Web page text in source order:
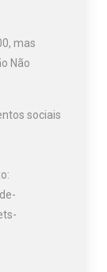
mas
Não
sociais